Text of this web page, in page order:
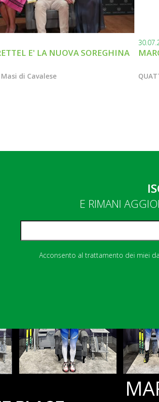
E' LA NUOVA SOREGHINA
di Cavalese
E RIMANI
Acconsento al trattamento dei miei